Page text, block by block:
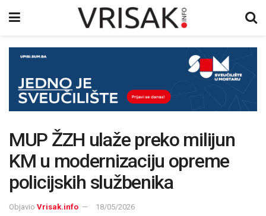
MUP ŽZH ulaže preko milijun
KM u modernizaciju opreme
policijskih službenika
Objavio Vrisak.info 18/05/2026